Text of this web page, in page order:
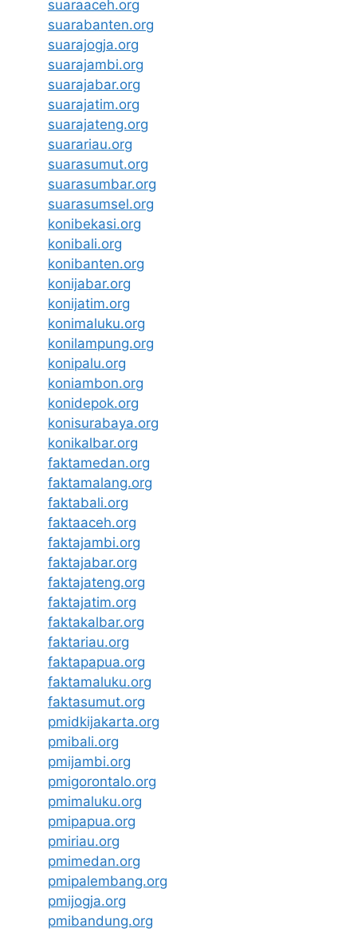
suaraaceh.org
suarabanten.org
suarajogja.org
suarajambi.org
suarajabar.org
suarajatim.org
suarajateng.org
suarariau.org
suarasumut.org
suarasumbar.org
suarasumsel.org
konibekasi.org
konibali.org
konibanten.org
konijabar.org
konijatim.org
konimaluku.org
konilampung.org
konipalu.org
koniambon.org
konidepok.org
konisurabaya.org
konikalbar.org
faktamedan.org
faktamalang.org
faktabali.org
faktaaceh.org
faktajambi.org
faktajabar.org
faktajateng.org
faktajatim.org
faktakalbar.org
faktariau.org
faktapapua.org
faktamaluku.org
faktasumut.org
pmidkijakarta.org
pmibali.org
pmijambi.org
pmigorontalo.org
pmimaluku.org
pmipapua.org
pmiriau.org
pmimedan.org
pmipalembang.org
pmijogja.org
pmibandung.org